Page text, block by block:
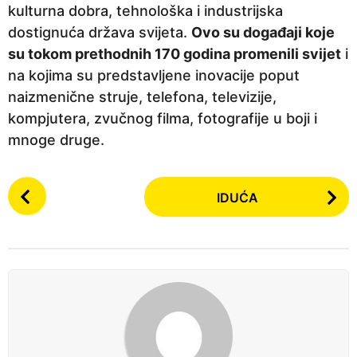
kulturna dobra, tehnološka i industrijska
dostignuća država svijeta. Ovo su događaji koje
su tokom prethodnih 170 godina promenili svijet i
na kojima su predstavljene inovacije poput
naizmenične struje, telefona, televizije,
kompjutera, zvučnog filma, fotografije u boji i
mnoge druge.
P
o
IDUĆA